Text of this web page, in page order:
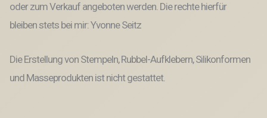
oder zum Verkauf angeboten werden. Die rechte hierfür
bleiben stets bei mir: Yvonne Seitz
Die Erstellung von Stempeln, Rubbel-Aufklebern, Silikonformen
und Masseprodukten ist nicht gestattet.